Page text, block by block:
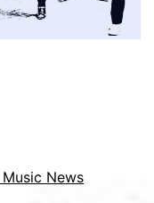
News